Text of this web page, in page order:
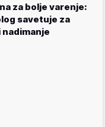
za bolje varenje:
savetuje za